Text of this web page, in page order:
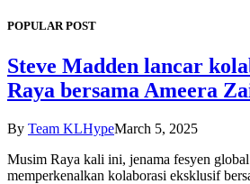
POPULAR POST
Steve Madden lancar
Raya bersama Ameera
By Team KLHypeMarch 5, 2025
Musim Raya kali ini, jenama fesyen
memperkenalkan kolaborasi eksklusif